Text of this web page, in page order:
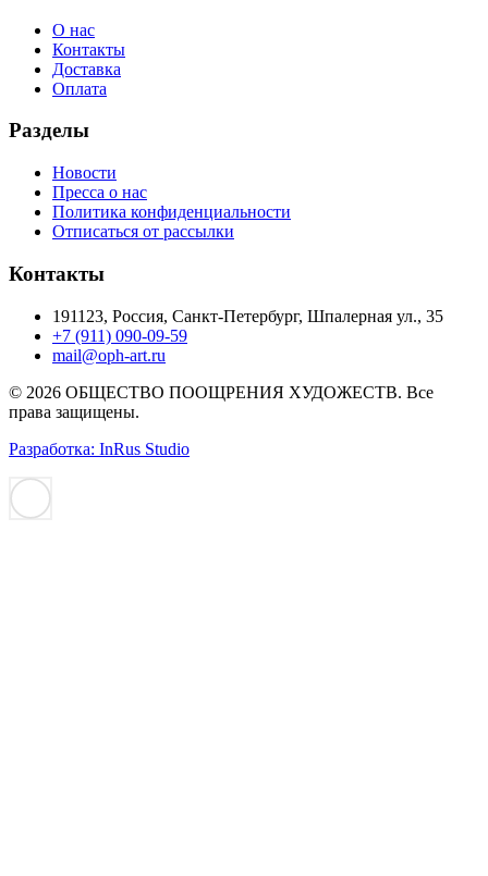
О нас
Контакты
Доставка
Оплата
Разделы
Новости
Пресса о нас
Политика конфиденциальности
Отписаться от рассылки
Контакты
191123, Россия, Санкт-Петербург, Шпалерная ул., 35
+7 (911) 090-09-59
mail@oph-art.ru
© 2026 ОБЩЕСТВО ПООЩРЕНИЯ ХУДОЖЕСТВ. Все
права защищены.
Разработка: InRus Studio